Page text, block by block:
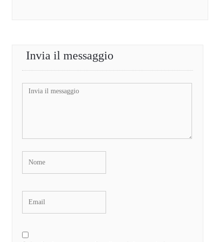
Invia il messaggio